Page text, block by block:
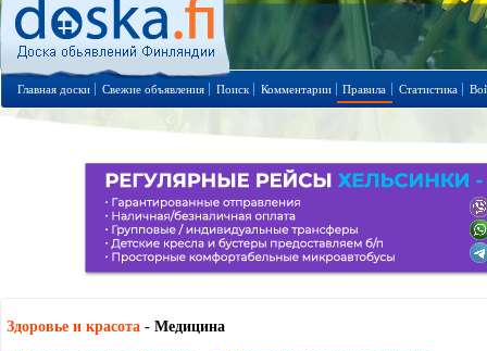
Главная доски Свежие объявления Поиск Комментарии Правила Статистика
Здоровье и красота - Медицина